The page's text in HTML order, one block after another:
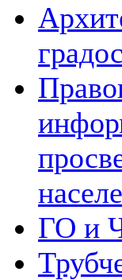
ГО и